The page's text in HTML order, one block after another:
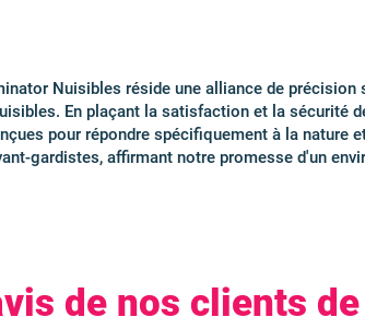
Nuisibles réside une alliance de
En plaçant la satisfaction et la sécurité
pour répondre spécifiquement à la nature
gardistes, affirmant notre promesse d'un
de nos clients